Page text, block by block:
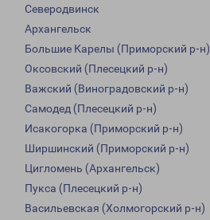
Северодвинск
Архангельск
Большие Карелы (Приморский р-н)
Оксовский (Плесецкий р-н)
Важский (Виноградовский р-н)
Самодед (Плесецкий р-н)
Исакогорка (Приморский р-н)
Ширшинский (Приморский р-н)
Цигломень (Архангельск)
Пукса (Плесецкий р-н)
Васильевская (Холмогорский р-н)